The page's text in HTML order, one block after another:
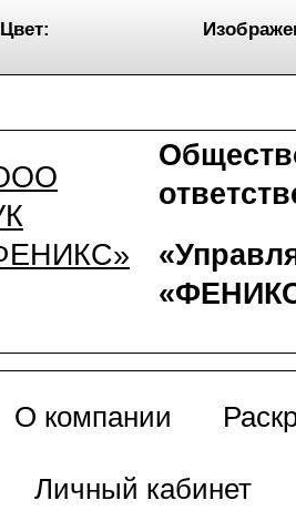
Цвет:
О компании
Личный кабинет